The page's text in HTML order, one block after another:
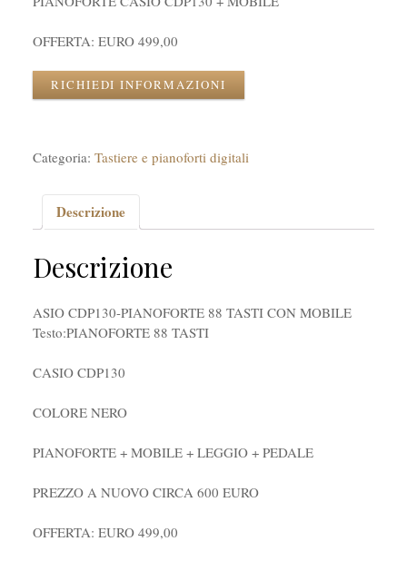
OFFERTA: EURO 499,00
RICHIEDI INFORMAZIONI
Categoria: Tastiere e pianoforti digitali
Descrizione
Descrizione
ASIO CDP130-PIANOFORTE 88 TASTI CON MOBILE
Testo:PIANOFORTE 88 TASTI
CASIO CDP130
COLORE NERO
PIANOFORTE + MOBILE + LEGGIO + PEDALE
PREZZO A NUOVO CIRCA 600 EURO
OFFERTA: EURO 499,00